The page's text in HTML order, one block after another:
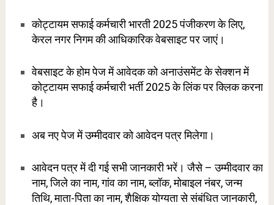
कोट्टायम सफाई कर्मचारी भारती 2025 पंजीकरण के लिए,
केरल नगर निगम की आधिकारिक वेबसाइट पर जाएं।
वेबसाइट के होम पेज में आवेदक को अनाउंसमेंट के सेक्शन में
कोट्टायम सफाई कर्मचारी भर्ती 2025 के लिंक पर क्लिक करना
है।
अब नए पेज में उम्मीदवार को आवेदन पत्र मिलेगा।
आवेदन पत्र में दी गई सभी जानकारी भरें। जैसे – उम्मीदवार का
नाम, जिले का नाम, गांव का नाम, ब्लॉक, मोबाइल नंबर, जन्म
तिथि, माता-पिता का नाम, शैक्षिक योग्यता से संबंधित जानकारी,